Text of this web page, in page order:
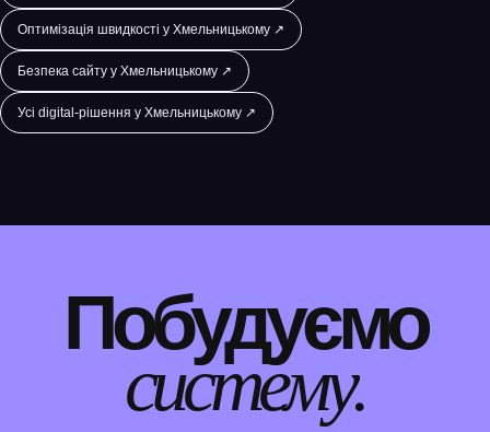
Оптимізація швидкості у Хмельницькому ↗
Безпека сайту у Хмельницькому ↗
Усі digital-рішення у Хмельницькому ↗
Побудуємо
систему.